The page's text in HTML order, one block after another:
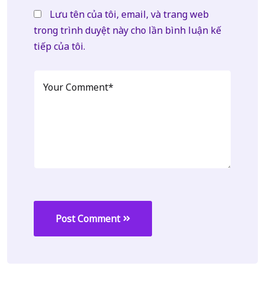
Lưu tên của tôi, email, và trang web
trong trình duyệt này cho lần bình luận kế
tiếp của tôi.
Post Comment